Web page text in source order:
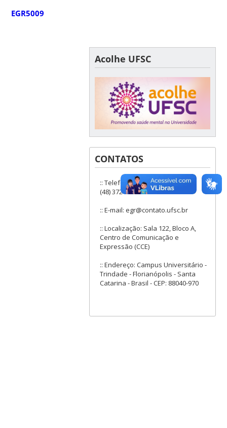
EGR5009
Acolhe UFSC
CONTATOS
:: Telefones: (48) 3721-9285 ou
(48) 3721-6504
:: E-mail: egr@contato.ufsc.br
:: Localização: Sala 122, Bloco A,
Centro de Comunicação e
Expressão (CCE)
:: Endereço: Campus Universitário -
Trindade - Florianópolis - Santa
Catarina - Brasil - CEP: 88040-970